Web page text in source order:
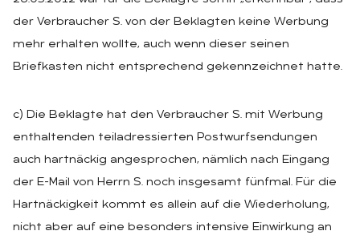
der Verbraucher S. von der Beklagten keine Werbung
mehr erhalten wollte, auch wenn dieser seinen
Briefkasten nicht entsprechend gekennzeichnet hatte.
c) Die Beklagte hat den Verbraucher S. mit Werbung
enthaltenden teiladressierten Postwurfsendungen
auch hartnäckig angesprochen, nämlich nach Eingang
der E-Mail von Herrn S. noch insgesamt fünfmal. Für die
Hartnäckigkeit kommt es allein auf die Wiederholung,
nicht aber auf eine besonders intensive Einwirkung an